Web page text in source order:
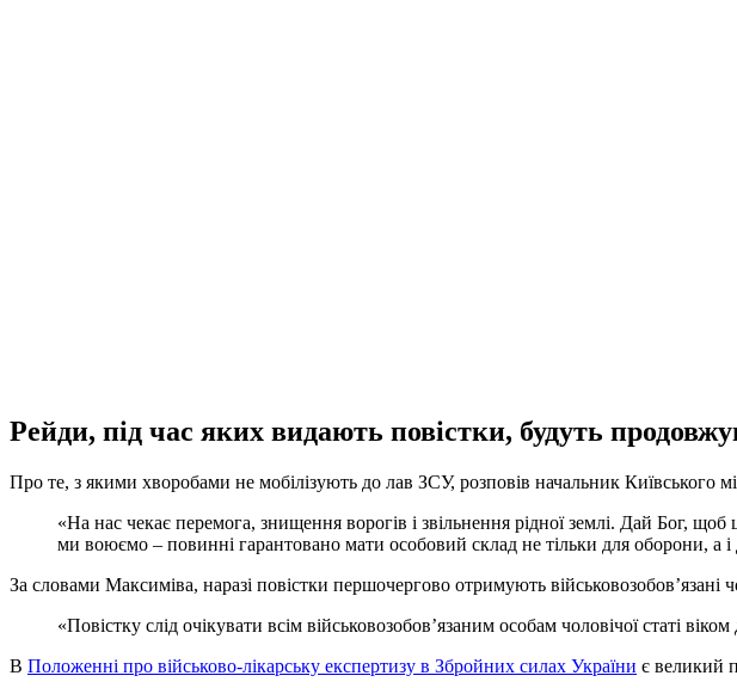
Рейди, під час яких видають повістки, будуть
Про те, з якими хворобами не мобілізують до лав ЗСУ, розповів начальник Київського
«На нас чекає перемога, знищення ворогів і звільнення рідної землі. Дай Бог,
ми воюємо – повинні гарантовано мати особовий склад не тільки для оборони, а і
За словами Максиміва, наразі повістки першочергово отримують військовозобов’язані
«Повістку слід очікувати всім військовозобов’язаним особам чоловічої статі
В Положенні про військово-лікарську експертизу в Збройних силах України є великий